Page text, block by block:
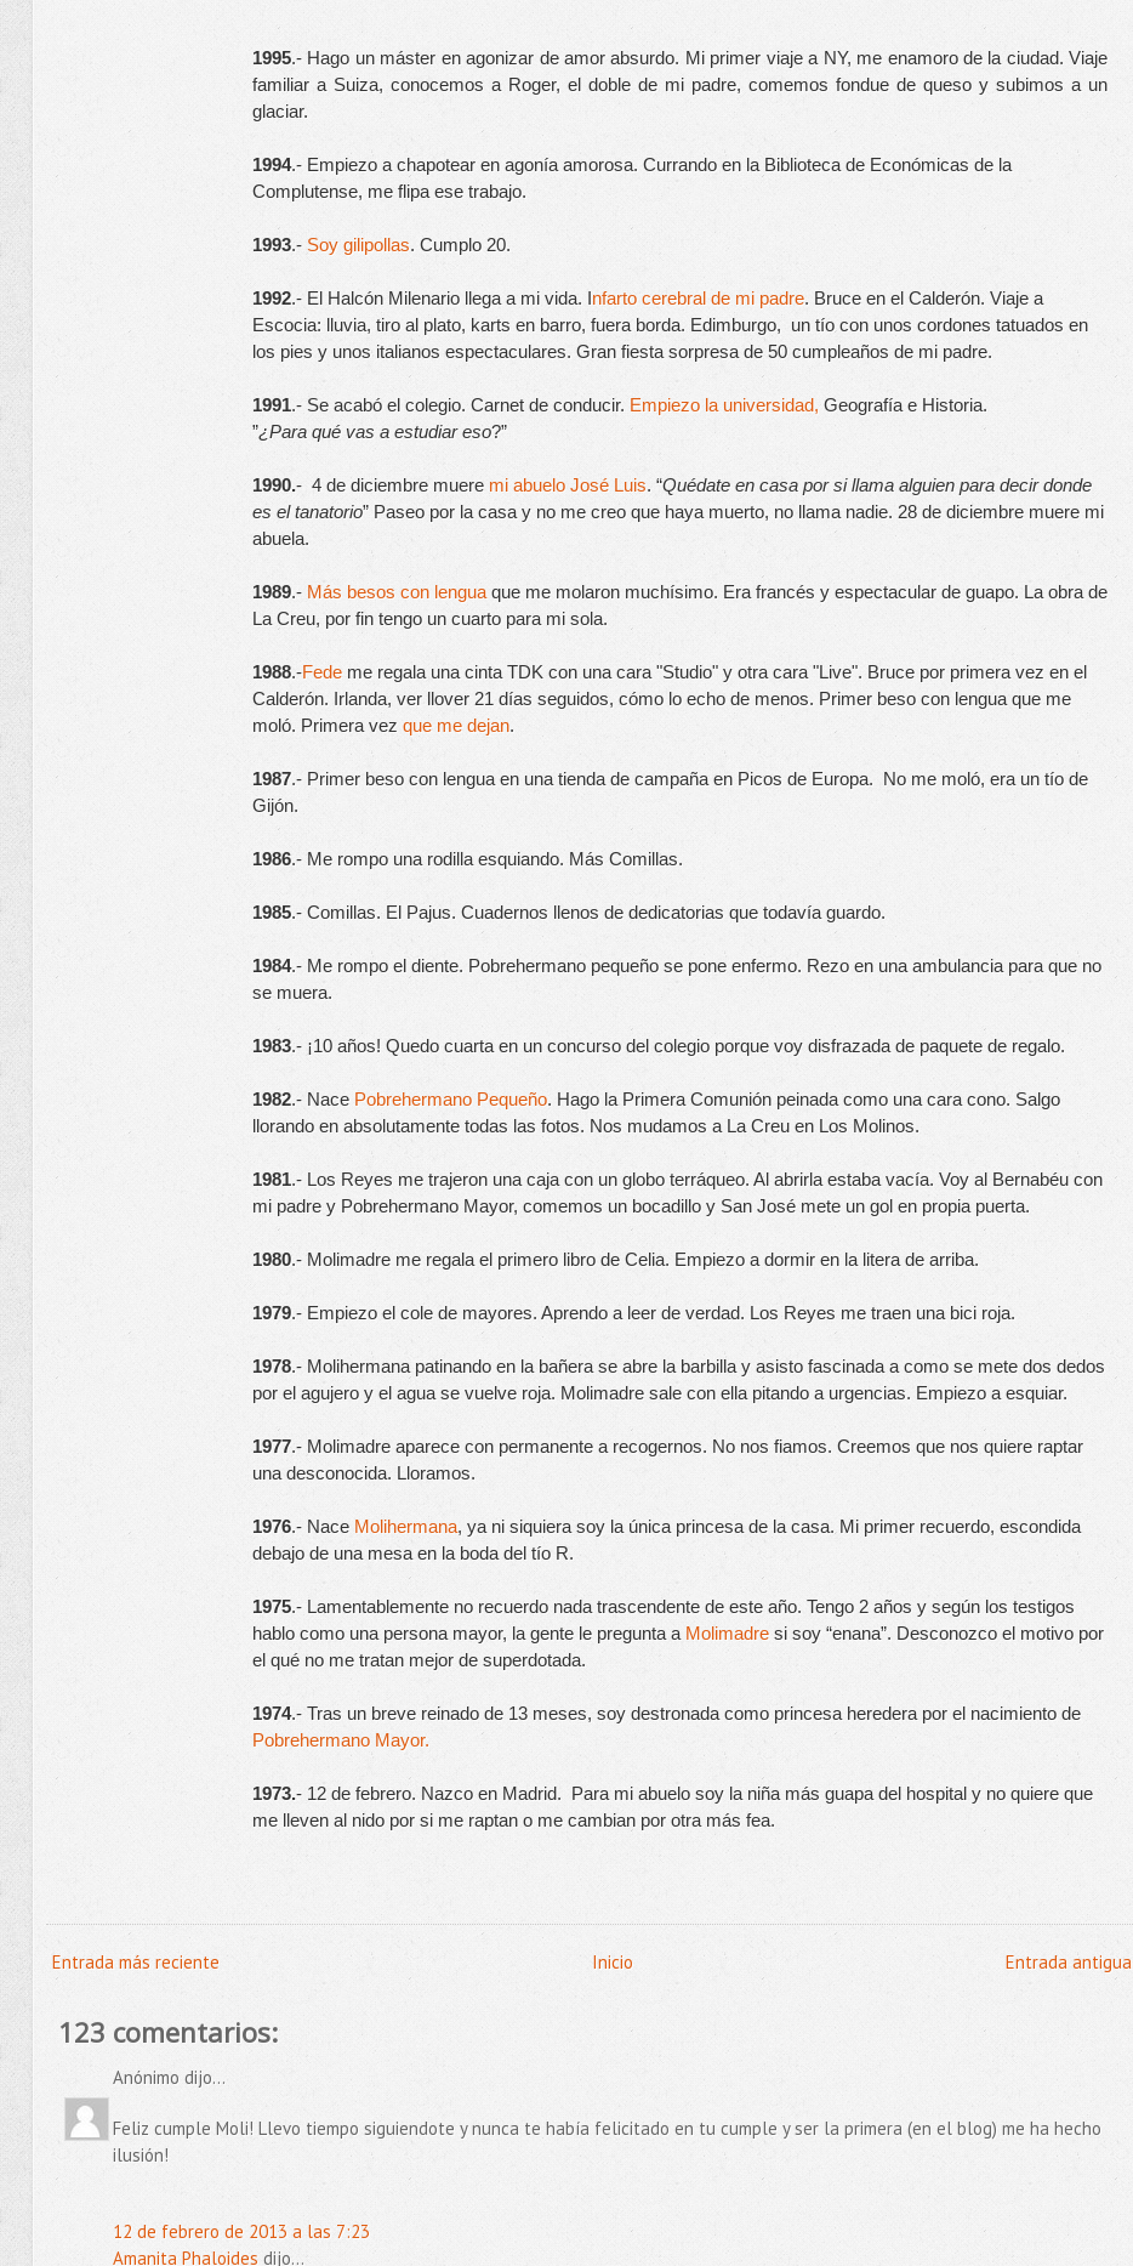
1995.- Hago un máster en agonizar de amor absurdo. Mi primer viaje a NY, me enamoro de la ciudad. Viaje
familiar a Suiza, conocemos a Roger, el doble de mi padre, comemos fondue de queso y subimos a un
glaciar.
1994.- Empiezo a chapotear en agonía amorosa. Currando en la Biblioteca de Económicas de la
Complutense, me flipa ese trabajo.
1993.- Soy gilipollas. Cumplo 20.
1992.- El Halcón Milenario llega a mi vida. Infarto cerebral de mi padre. Bruce en el Calderón. Viaje a
Escocia: lluvia, tiro al plato, karts en barro, fuera borda. Edimburgo,  un tío con unos cordones tatuados en
los pies y unos italianos espectaculares. Gran fiesta sorpresa de 50 cumpleaños de mi padre.
1991.- Se acabó el colegio. Carnet de conducir. Empiezo la universidad, Geografía e Historia.
”¿Para qué vas a estudiar eso?”
1990.-  4 de diciembre muere mi abuelo José Luis. “Quédate en casa por si llama alguien para decir donde
es el tanatorio” Paseo por la casa y no me creo que haya muerto, no llama nadie. 28 de diciembre muere mi
abuela.
1989.- Más besos con lengua que me molaron muchísimo. Era francés y espectacular de guapo. La obra de
La Creu, por fin tengo un cuarto para mi sola.
1988.-Fede me regala una cinta TDK con una cara "Studio" y otra cara "Live". Bruce por primera vez en el
Calderón. Irlanda, ver llover 21 días seguidos, cómo lo echo de menos. Primer beso con lengua que me
moló. Primera vez que me dejan.
1987.- Primer beso con lengua en una tienda de campaña en Picos de Europa.  No me moló, era un tío de
Gijón.
1986.- Me rompo una rodilla esquiando. Más Comillas.
1985.- Comillas. El Pajus. Cuadernos llenos de dedicatorias que todavía guardo.
1984.- Me rompo el diente. Pobrehermano pequeño se pone enfermo. Rezo en una ambulancia para que no
se muera.
1983.- ¡10 años! Quedo cuarta en un concurso del colegio porque voy disfrazada de paquete de regalo.
1982.- Nace Pobrehermano Pequeño. Hago la Primera Comunión peinada como una cara cono. Salgo
llorando en absolutamente todas las fotos. Nos mudamos a La Creu en Los Molinos.
1981.- Los Reyes me trajeron una caja con un globo terráqueo. Al abrirla estaba vacía. Voy al Bernabéu con
mi padre y Pobrehermano Mayor, comemos un bocadillo y San José mete un gol en propia puerta.
1980.- Molimadre me regala el primero libro de Celia. Empiezo a dormir en la litera de arriba.
1979.- Empiezo el cole de mayores. Aprendo a leer de verdad. Los Reyes me traen una bici roja.
1978.- Molihermana patinando en la bañera se abre la barbilla y asisto fascinada a como se mete dos dedos
por el agujero y el agua se vuelve roja. Molimadre sale con ella pitando a urgencias. Empiezo a esquiar.
1977.- Molimadre aparece con permanente a recogernos. No nos fiamos. Creemos que nos quiere raptar
una desconocida. Lloramos.
1976.- Nace Molihermana, ya ni siquiera soy la única princesa de la casa. Mi primer recuerdo, escondida
debajo de una mesa en la boda del tío R.
1975.- Lamentablemente no recuerdo nada trascendente de este año. Tengo 2 años y según los testigos
hablo como una persona mayor, la gente le pregunta a Molimadre si soy “enana”. Desconozco el motivo por
el qué no me tratan mejor de superdotada.
1974
.- Tras un breve reinado de 13 meses, soy destronada como princesa heredera por el nacimiento de
Pobrehermano Mayor.
1973.- 12 de febrero. Nazco en Madrid.  Para mi abuelo soy la niña más guapa del hospital y no quiere que
me lleven al nido por si me raptan o me cambian por otra más fea.
Entrada más reciente Entrada antigua
Inicio
123 comentarios:
Anónimo dijo...
Feliz cumple Moli! Llevo tiempo siguiendote y nunca te había felicitado en tu cumple y ser la primera (en el blog) me ha hecho
ilusión!
12 de febrero de 2013 a las 7:23
Amanita Phaloides dijo...